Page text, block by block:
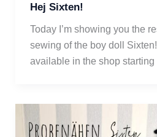
Hej Sixten!
Today I’m showing you the
sewing of the boy doll
available in the shop starting